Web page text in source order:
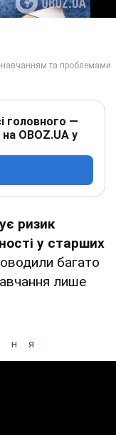
головного —
OBOZ.UA у
ризик
у старших
багато
лише